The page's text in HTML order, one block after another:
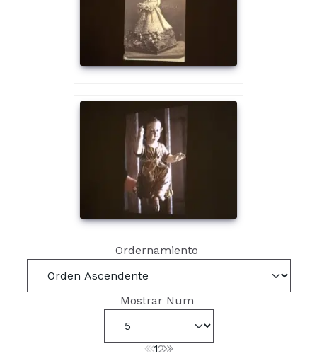
Ordernamiento
Mostrar Num
12